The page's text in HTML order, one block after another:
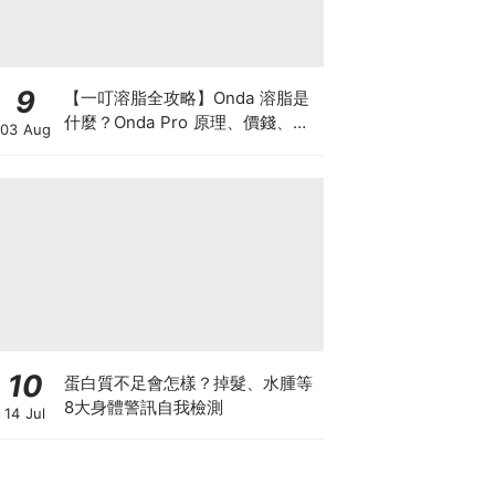
9
03 Aug
【一叮溶脂全攻略】Onda 溶脂是
什麼？Onda Pro 原理、價錢、次
10
14 Jul
蛋白質不足會怎樣？掉髮、水腫等
8大身體警訊自我檢測